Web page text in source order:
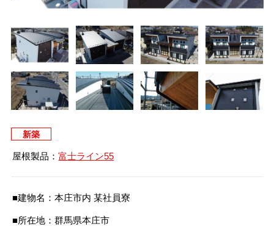
新築
屋根製品：富士ライン55
■建物名：本庄市内 某社員寮
■所在地：群馬県本庄市